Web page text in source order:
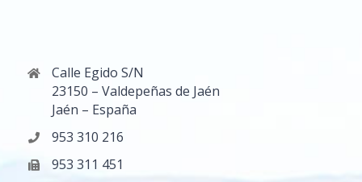
Calle Egido S/N
23150 – Valdepeñas de Jaén
Jaén – España
953 310 216
953 311 451